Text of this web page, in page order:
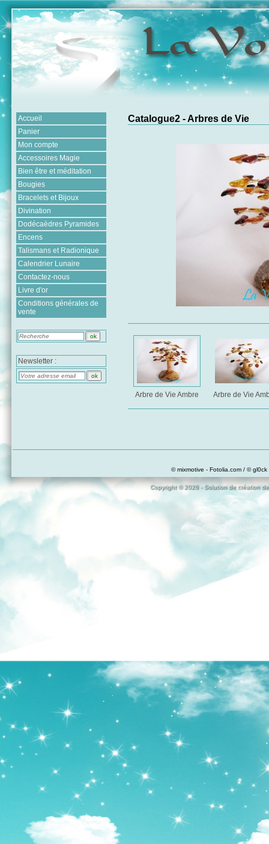
Accueil
Panier
Mon compte
Accessoires Magie
Bien être et méditation
Bougies
Bracelets et Bijoux
Divination
Dodécaèdres Pyramides
Encens
Talismans et Radionique
Calendrier Lunaire
Contactez-nous
Livre d'or
Conditions générales de
vente
Newsletter :
Catalogue2 - Arbres de Vie
Arbre de Vie Ambre Arbre de Vie
© mixmotive - Fotolia.com / ©
Copyright © 2026 - Solution de création